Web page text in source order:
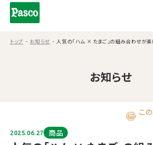
トップ お知らせ 人気の「ハム × たまご」の組み合わせが
お知らせ
2025.06.27 商品
こ